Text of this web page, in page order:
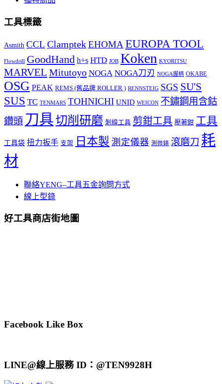
工具標籤
Asmith CCL ClamptekEHOMA EUROPA TOOL
Flowdrill GoodHand h+s HTD JOB Koken KYORITSU
MARVEL Mitutoyo NOGA NOGA刀刃 NOGA握柄 OKABE
OSG PEAK REMS (舊品牌 ROLLER ) RENNSTEIG SGS SU'S
SUS TC TENMARS TOHNICHI UNID WEICON 不鏽鋼用含鈷
鑽頭 刀具切削研磨 剝線工具 剪鉗工具 壓著鉗 工具
工具袋 扭力扳手 支架 日本製 測定儀器 測微錶 滾磨刀 耗
材
聯絡YENG–工具五金詢問方式
線上型錄
好工具商店街地圖
Facebook Like Box
LINE@線上服務 ID：@TEN9928H